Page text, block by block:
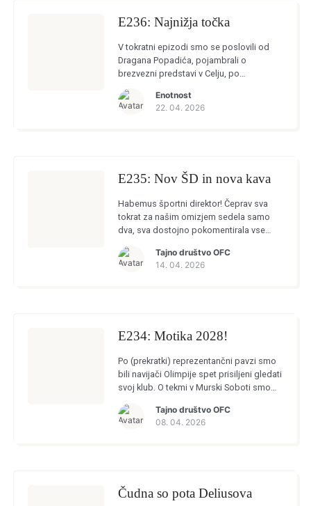
E236: Najnižja točka
V tokratni epizodi smo se poslovili od
Dragana Popadića, pojambrali o
brezvezni predstavi v Celju, po
naslov Celja »ne šteje zares«, rekli
»adeus« Diogu Pintu, […]
Enotnost
22. 04. 2026
E235: Nov ŠD in nova kava
Habemus športni direktor! Čeprav sva
tokrat za našim omizjem sedela samo
dva, sva dostojno pokomentirala vse
direktor je postal Barišićev prijatelj Necat
Aygun, ki […]
Tajno društvo OFC
14. 04. 2026
E234: Motika 2028!
Po (prekratki) reprezentančni pavzi smo
bili navijači Olimpije spet prisiljeni gledati
svoj klub. O tekmi v Murski Soboti smo
vredna komentarja. Se je […]
Tajno društvo OFC
08. 04. 2026
Čudna so pota Deliusova